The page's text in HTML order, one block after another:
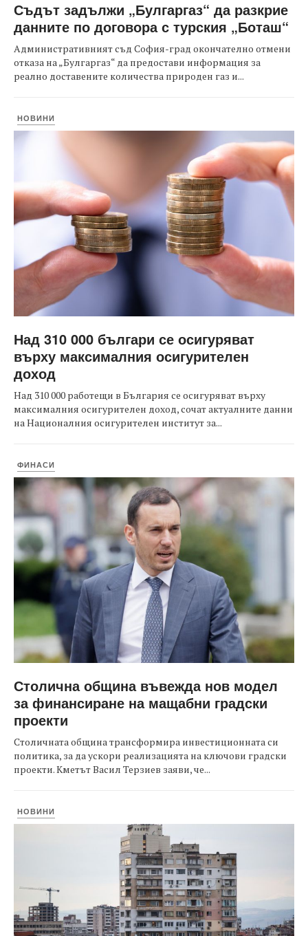
Съдът задължи „Булгаргаз“ да разкрие
данните по договора с турския „Боташ“
Административният съд София-град окончателно отмени
отказа на „Булгаргаз“ да предостави информация за
реално доставените количества природен газ и...
НОВИНИ
Над 310 000 българи се осигуряват
върху максималния осигурителен
доход
Над 310 000 работещи в България се осигуряват върху
максималния осигурителен доход, сочат актуалните данни
на Националния осигурителен институт за...
ФИНАСИ
Столична община въвежда нов модел
за финансиране на мащабни градски
проекти
Столичната община трансформира инвестиционната си
политика, за да ускори реализацията на ключови градски
проекти. Кметът Васил Терзиев заяви, че...
НОВИНИ